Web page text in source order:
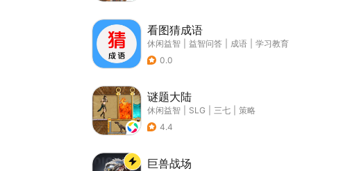
看图猜成语
休闲益智 益智问答 成语
学习教育
0.0
谜题大陆
休闲益智 SLG 三七
策略
4.4
巨兽战场